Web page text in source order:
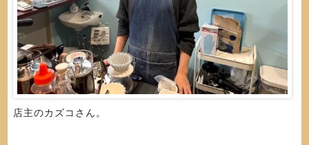
店主のカズコさん。